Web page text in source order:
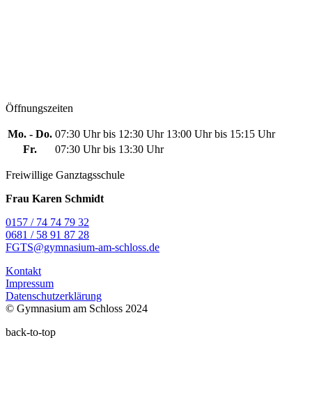
Öffnungszeiten
Mo. - Do. 07:30 Uhr bis 12:30 Uhr 13:00 Uhr bis 15:15 Uhr
Fr.
07:30 Uhr bis 13:30 Uhr
Freiwillige Ganztagsschule
Frau Karen Schmidt
0157 / 74 74 79 32
0681 / 58 91 87 28
FGTS@gymnasium-am-schloss.de
Kontakt
Impressum
Datenschutzerklärung
© Gymnasium am Schloss 2024
back-to-top